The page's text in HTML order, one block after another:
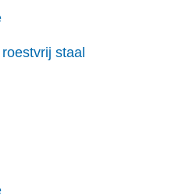
staal